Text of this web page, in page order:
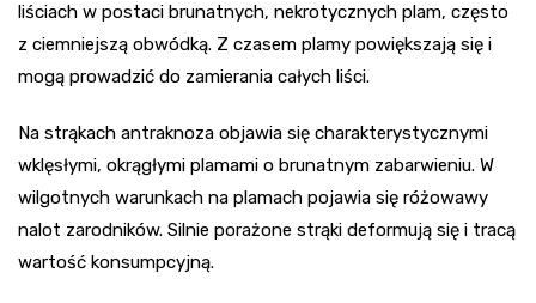
liściach w postaci brunatnych, nekrotycznych plam, często
z ciemniejszą obwódką. Z czasem plamy powiększają się i
mogą prowadzić do zamierania całych liści.
Na strąkach antraknoza objawia się charakterystycznymi
wklęsłymi, okrągłymi plamami o brunatnym zabarwieniu. W
wilgotnych warunkach na plamach pojawia się różowawy
nalot zarodników. Silnie porażone strąki deformują się i tracą
wartość konsumpcyjną.